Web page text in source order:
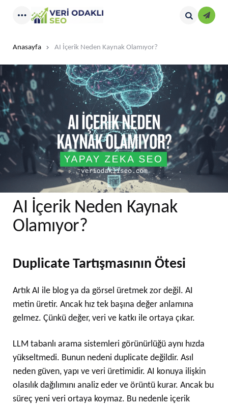
Kayıt
Anasayfa AI İçerik Neden Kaynak Olamıyor?
AI İçerik Neden Kaynak
Olamıyor?
Duplicate Tartışmasının Ötesi
Artık AI ile blog ya da görsel üretmek zor değil. AI
metin üretir. Ancak hız tek başına değer anlamına
gelmez. Çünkü değer, veri ve katkı ile ortaya çıkar.
LLM tabanlı arama sistemleri görünürlüğü aynı hızda
yükseltmedi. Bunun nedeni duplicate değildir. Asıl
neden güven, yapı ve veri üretimidir. AI konuya ilişkin
olasılık dağılımını analiz eder ve örüntü kurar. Ancak bu
süreç yeni veri ortaya koymaz. Bu nedenle içerik